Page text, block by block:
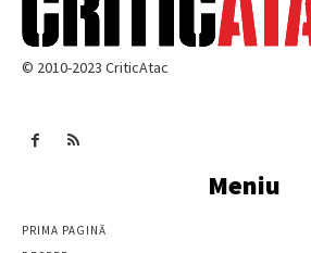
© 2010-2023 CriticAtac
Meniu
PRIMA PAGINĂ